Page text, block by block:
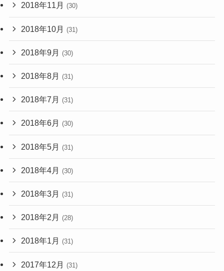
2018年11月 (30)
2018年10月 (31)
2018年9月 (30)
2018年8月 (31)
2018年7月 (31)
2018年6月 (30)
2018年5月 (31)
2018年4月 (30)
2018年3月 (31)
2018年2月 (28)
2018年1月 (31)
2017年12月 (31)